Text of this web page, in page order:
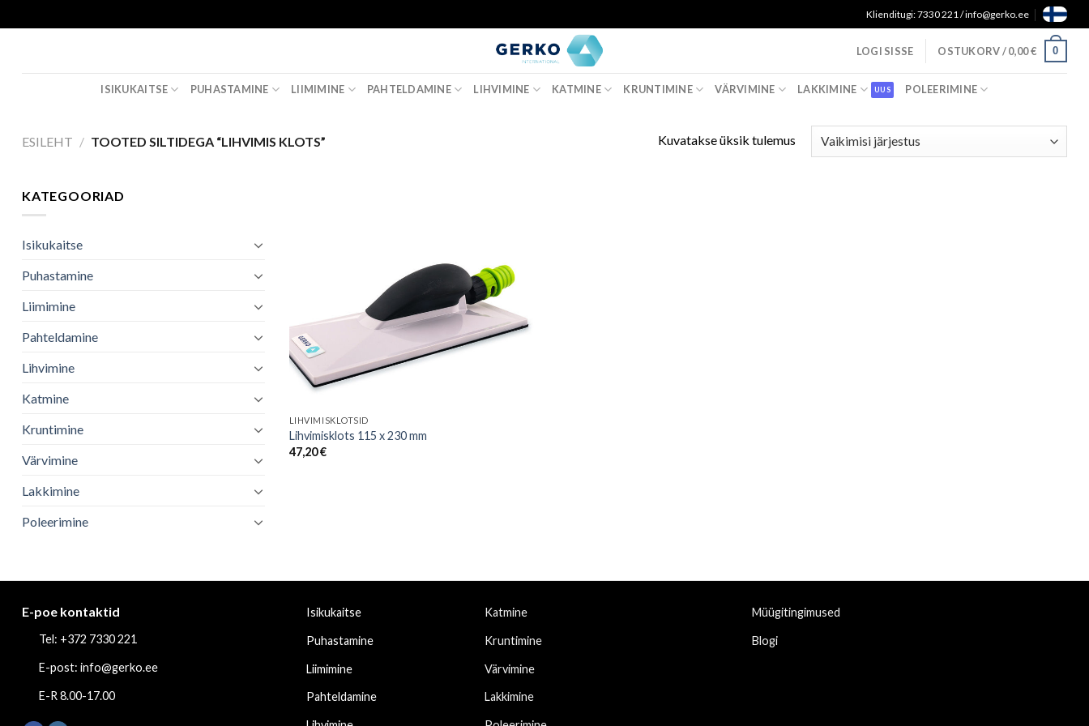
to
Klienditugi: 7330 221 / info@gerko.ee
LOGI SISSE OSTUKORV /0,00€ 0
ISIKUKAITSE PUHASTAMINE LIIMIMINE PAHTELDAMINE LIHVIMINE KATMINE KRUNTIMINE VÄRVIMINE LAKKIMINE POLEERIMINE
ESILEHT / TOOTED SILTIDEGA “LIHVIMIS KLOTS” Kuvatakse üksik tulemus
KATEGOORIAD
Isikukaitse
Puhastamine
Liimimine
Pahteldamine
Lihvimine
Katmine
Kruntimine
Värvimine
Lakkimine
Poleerimine
LIHVIMISKLOTSID
Lihvimisklots 115 x 230 mm
47,20€
E-poe kontaktid
Tel: +372 7330 221
E-post: info@gerko.ee
E-R 8.00-17.00
Isikukaitse
Puhastamine
Liimimine
Pahteldamine
Katmine
Kruntimine
Värvimine
Lakkimine
Müügitingimused
Blogi